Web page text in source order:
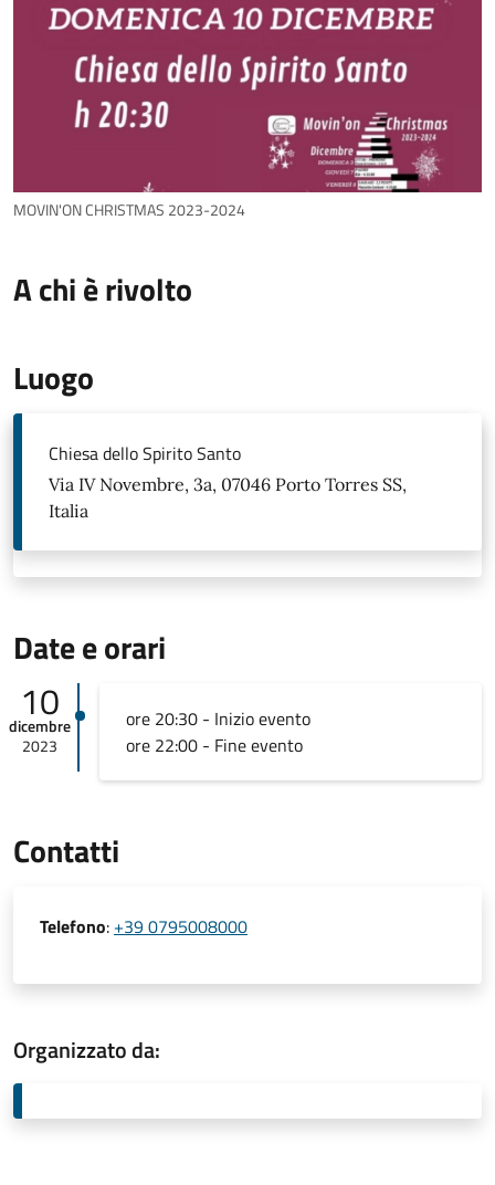
MOVIN'ON CHRISTMAS 2023-2024
A chi è rivolto
Luogo
Chiesa dello Spirito Santo
Via IV Novembre, 3a, 07046 Porto Torres SS,
Italia
Date e orari
10
dicembre
2023
ore 20:30 - Inizio evento
ore 22:00 - Fine evento
Contatti
Telefono: +39 0795008000
Organizzato da: